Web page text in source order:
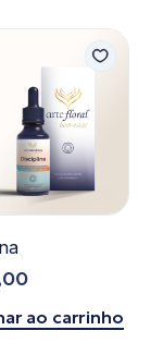
ao carrinho